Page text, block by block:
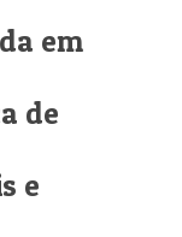
em
de
e